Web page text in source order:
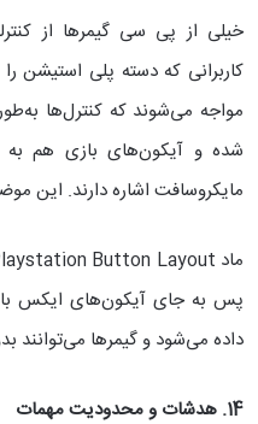
خیلی از پی سی گیمرها از
کاربرانی که دسته پلی استیشن
مواجه می‌شوند که کنترل‌ها
شده و آیکون‌های بازی هم
مایکروسافت اشاره دارند. این
پس به جای آیکون‌های ایکس
داده می‌شود و گیمرها می‌توانند
14. هدشات و محدودیت مهمات